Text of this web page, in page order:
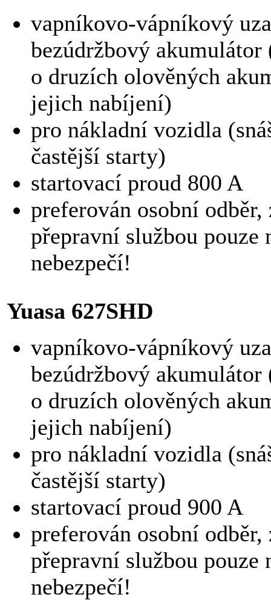
vapníkovo-vápníkový
bezúdržbový
o druzích olověných
jejich nabíjení)
pro nákladní vozidla
častější starty)
startovací proud 800 A
preferován osobní odběr,
přepravní službou pouze
nebezpečí!
Yuasa 627SHD
vapníkovo-vápníkový
bezúdržbový
o druzích olověných
jejich nabíjení)
pro nákladní vozidla
častější starty)
startovací proud 900 A
preferován osobní odběr,
přepravní službou pouze
nebezpečí!